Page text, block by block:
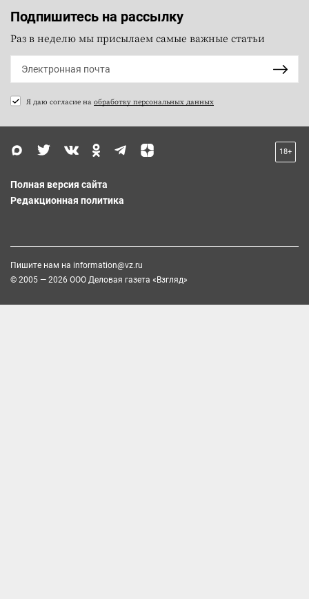
Подпишитесь на рассылку
Раз в неделю мы присылаем самые важные статьи
Я даю согласие на обработку персональных данных
18+
Полная версия сайта
Редакционная политика
Пишите нам на information@vz.ru
© 2005 — 2026 ООО Деловая газета «Взгляд»